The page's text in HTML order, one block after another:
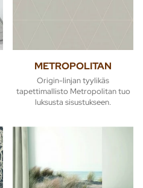
METROPOLITAN
Origin-linjan tyylikäs
tapettimallisto Metropolitan tuo
luksusta sisustukseen.